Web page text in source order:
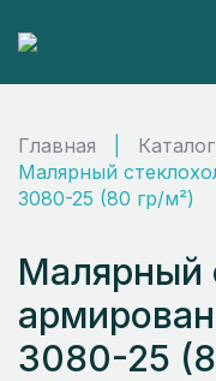
Главная Каталог
Малярный
3080-25 (80 гр/м²)
Малярный
3080-25